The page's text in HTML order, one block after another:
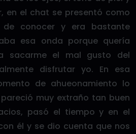
en el chat se presentó como
conocer y era bastante
esa onda porque quería
sacarme el mal gusto del
disfrutar yo. En esa
de ahueonamiento lo
muy extraño tan buen
pasó el tiempo y en el
él y se dio cuenta que nos